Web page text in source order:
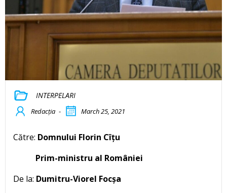
INTERPELARI
Redacția - March 25, 2021
Către: Domnului Florin Cîțu
Prim-ministru al României
De la: Dumitru-Viorel Focșa